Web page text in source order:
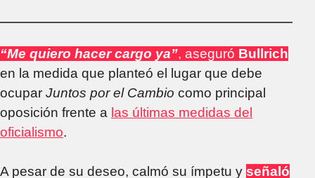
“Me quiero hacer cargo ya”, aseguró Bullrich
en la medida que planteó el lugar que debe
ocupar Juntos por el Cambio como principal
oposición frente a las últimas medidas del
oficialismo.
A pesar de su deseo, calmó su ímpetu y señaló